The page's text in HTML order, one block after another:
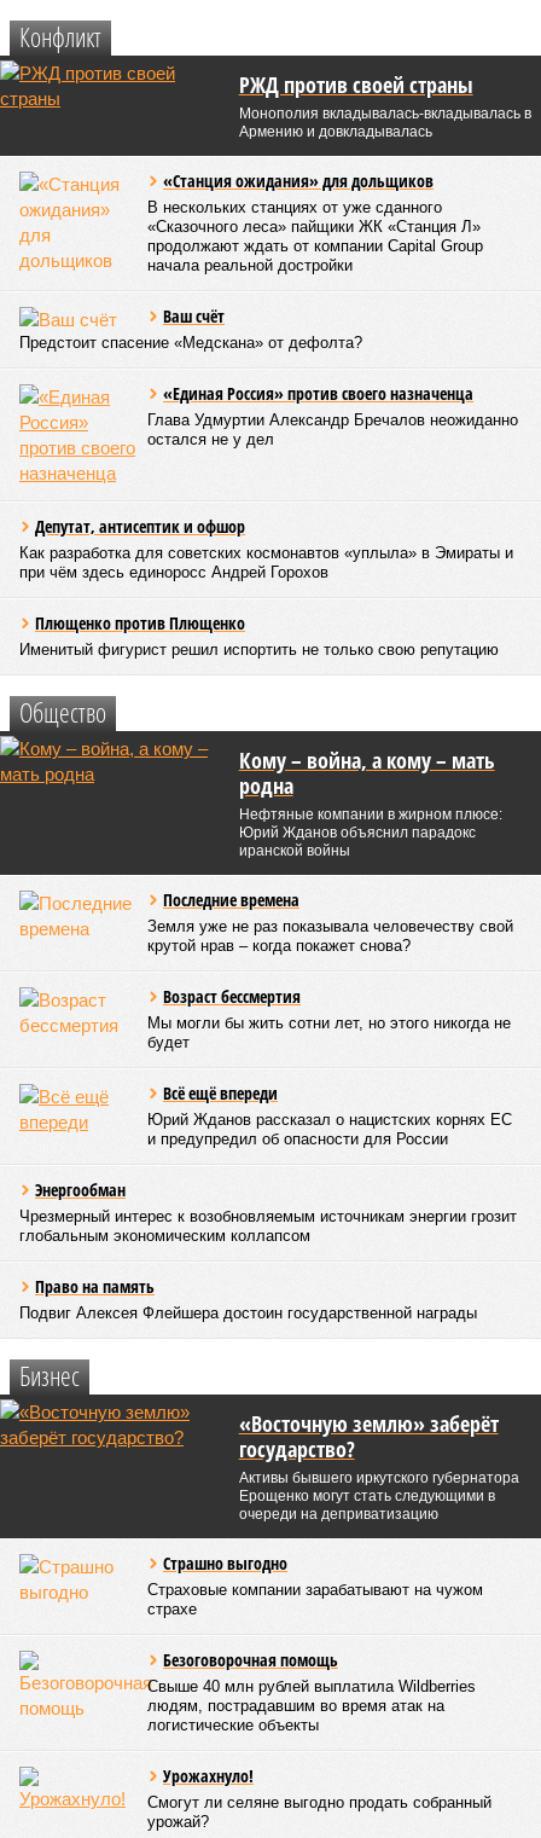
Конфликт
РЖД против своей страны
Монополия вкладывалась-вкладывалась в
Армению и довкладывалась
«Станция ожидания» для дольщиков
В нескольких станциях от уже сданного
«Сказочного леса» пайщики ЖК «Станция Л»
продолжают ждать от компании Capital Group
начала реальной достройки
Ваш счёт
Предстоит спасение «Медскана» от дефолта?
«Единая Россия» против своего назначенца
Глава Удмуртии Александр Бречалов неожиданно
остался не у дел
Депутат, антисептик и офшор
Как разработка для советских космонавтов «уплыла» в Эмираты и
при чём здесь единоросс Андрей Горохов
Плющенко против Плющенко
Именитый фигурист решил испортить не только свою репутацию
Общество
Кому – война, а кому – мать
родна
Нефтяные компании в жирном плюсе:
Юрий Жданов объяснил парадокс
иранской войны
Последние времена
Земля уже не раз показывала человечеству свой
крутой нрав – когда покажет снова?
Возраст бессмертия
Мы могли бы жить сотни лет, но этого никогда не
будет
Всё ещё впереди
Юрий Жданов рассказал о нацистских корнях ЕС
и предупредил об опасности для России
Энергообман
Чрезмерный интерес к возобновляемым источникам энергии грозит
глобальным экономическим коллапсом
Право на память
Подвиг Алексея Флейшера достоин государственной награды
Бизнес
«Восточную землю» заберёт
государство?
Активы бывшего иркутского губернатора
Ерощенко могут стать следующими в
очереди на деприватизацию
Страшно выгодно
Страховые компании зарабатывают на чужом
страхе
Безоговорочная помощь
Свыше 40 млн рублей выплатила Wildberries
людям, пострадавшим во время атак на
логистические объекты
Урожахнуло!
Смогут ли селяне выгодно продать собранный
урожай?